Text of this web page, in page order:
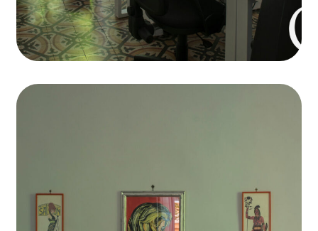
Coworking
Meeting Rooms